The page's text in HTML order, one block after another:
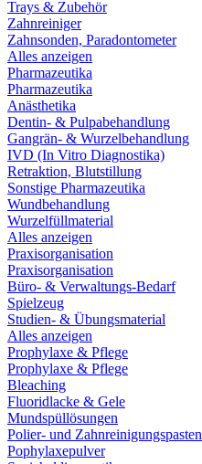
Trays & Zubehör
Zahnreiniger
Zahnsonden, Paradontometer
Alles anzeigen
Pharmazeutika
Pharmazeutika
Anästhetika
Dentin- & Pulpabehandlung
Gangrän- & Wurzelbehandlung
IVD (In Vitro Diagnostika)
Retraktion, Blutstillung
Sonstige Pharmazeutika
Wundbehandlung
Wurzelfüllmaterial
Alles anzeigen
Praxisorganisation
Praxisorganisation
Büro- & Verwaltungs-Bedarf
Spielzeug
Studien- & Übungsmaterial
Alles anzeigen
Prophylaxe & Pflege
Prophylaxe & Pflege
Bleaching
Fluoridlacke & Gele
Mundspüllösungen
Polier- und Zahnreinigungspasten
Pophylaxepulver